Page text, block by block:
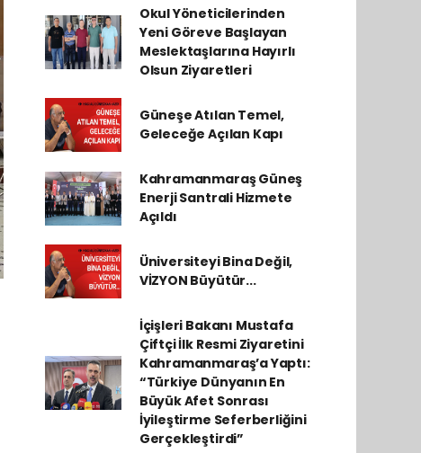
Okul Yöneticilerinden
Yeni Göreve Başlayan
Meslektaşlarına Hayırlı
Olsun Ziyaretleri
Güneşe Atılan Temel,
Geleceğe Açılan Kapı
Kahramanmaraş Güneş
Enerji Santrali Hizmete
Açıldı
Üniversiteyi Bina Değil,
VİZYON Büyütür...
İçişleri Bakanı Mustafa
Çiftçi İlk Resmi Ziyaretini
Kahramanmaraş’a Yaptı:
“Türkiye Dünyanın En
Büyük Afet Sonrası
İyileştirme Seferberliğini
Gerçekleştirdi”